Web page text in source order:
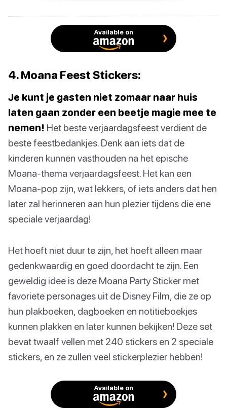
Available on
4. Moana Feest Stickers:
Je kunt je gasten niet zomaar naar huis
laten gaan zonder een beetje magie mee te
nemen! Het beste verjaardagsfeest verdient de
beste feestbedankjes. Denk aan iets dat de
kinderen kunnen vasthouden na het epische
Moana-thema verjaardagsfeest. Het kan een
Moana-pop zijn, wat lekkers, of iets anders dat hen
later zal herinneren aan hun plezier tijdens die ene
speciale verjaardag!
Het hoeft niet duur te zijn, het hoeft alleen maar
gedenkwaardig en goed doordacht te zijn. Een
geweldig idee is deze Moana Party Sticker met
favoriete personages uit de Disney Film, die ze op
hun plakboeken, dagboeken en notitieboekjes
kunnen plakken en later kunnen bekijken! Deze set
bevat twaalf vellen met 240 stickers en 2 speciale
stickers, en ze zullen veel stickerplezier hebben!
Available on